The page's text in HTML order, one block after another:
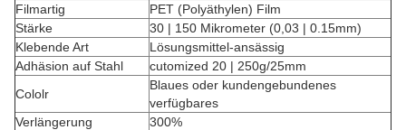
Filmartig
PET (Polyäthylen) Film
Stärke
30 | 150 Mikrometer (0,03 | 0.15mm)
Klebende Art
Lösungsmittel-ansässig
Adhäsion auf Stahl
cutomized 20 | 250g/25mm
Cololr
Blaues oder kundengebundenes
verfügbares
Verlängerung
300%